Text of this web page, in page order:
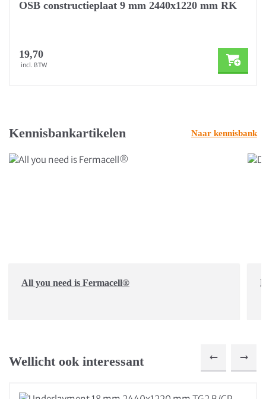
OSB constructieplaat 9 mm 2440x1220 mm RK
19,70
incl. BTW
Kennisbankartikelen Naar kennisbank
All you need is Fermacell®
Wellicht ook interessant